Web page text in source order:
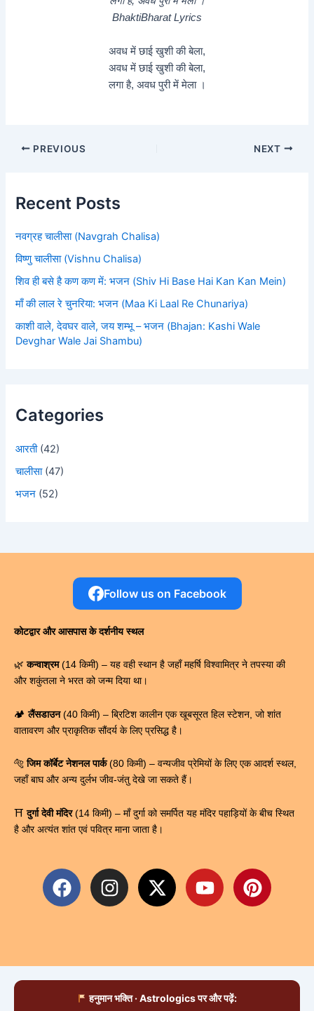
BhaktiBharat Lyrics
​अवध में छाई खुशी की बेला,
​अवध में छाई खुशी की बेला,
लगा है, अवध पुरी में मेला ।
PREVIOUS NEXT
Recent Posts
नवग्रह चालीसा (Navgrah Chalisa)
विष्णु चालीसा (Vishnu Chalisa)
शिव ही बसे है कण कण में: भजन (Shiv Hi Base Hai Kan Kan Mein)
माँ की लाल रे चुनरिया: भजन (Maa Ki Laal Re Chunariya)
काशी वाले, देवघर वाले, जय शम्भू – भजन (Bhajan: Kashi Wale
Devghar Wale Jai Shambu)
Categories
आरती(42)
चालीसा(47)
भजन (52)
Follow us on Facebook
कोटद्वार और आसपास के दर्शनीय स्थल
🌿कन्वाश्रम(14 किमी) – यह वही स्थान है जहाँ महर्षि विश्वामित्र ने तपस्या की
और शकुंतला ने भरत को जन्म दिया था।
🏕️लैंसडाउन(40 किमी) – ब्रिटिश कालीन एक खूबसूरत हिल स्टेशन, जो शांत
वातावरण और प्राकृतिक सौंदर्य के लिए प्रसिद्ध है।
🐅जिम कॉर्बेट नेशनल पार्क(80 किमी) – वन्यजीव प्रेमियों के लिए एक आदर्श स्थल,
जहाँ बाघ और अन्य दुर्लभ जीव-जंतु देखे जा सकते हैं।
⛩दुर्गा देवी मंदिर(14 किमी) – माँ दुर्गा को समर्पित यह मंदिर पहाड़ियों के बीच स्थित
है और अत्यंत शांत एवं पवित्र माना जाता है।
F
a
o
I
n
g
r
X
-
t
t
Y
o
b
e
P
i
r
हनुमान भक्ति · Astrologics पर और पढ़ें: